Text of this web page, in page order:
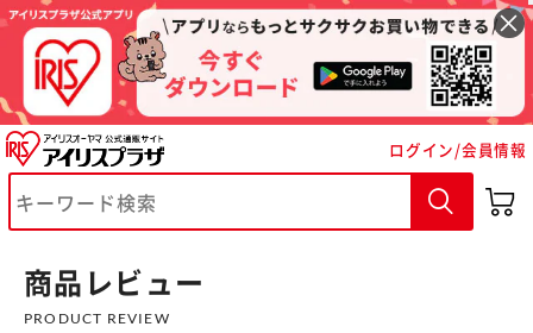
ログイン/会員情報
商品レビュー
PRODUCT REVIEW
カートに入れる